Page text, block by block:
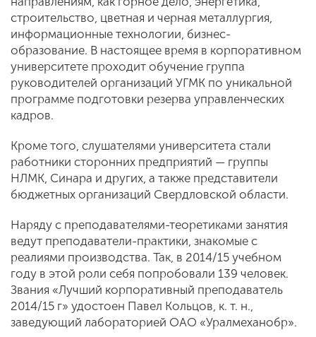
строительство, цветная и черная металлургия,
информационные технологии, бизнес-
образование. В настоящее время в корпоративном
университете проходит обучение группа
руководителей организаций УГМК по уникальной
программе подготовки резерва управленческих
кадров.
Кроме того, слушателями университета стали
работники сторонних предприятий — группы
НЛМК, Синара и других, а также представители
бюджетных организаций Свердловской области.
Наряду с преподавателями-теоретиками занятия
ведут преподаватели-практики, знакомые с
реалиями производства. Так, в 2014/15 учебном
году в этой роли себя попробовали 139 человек.
Звания «Лучший корпоративный преподаватель
2014/15 г» удостоен Павел Кольцов, к. т. н.,
заведующий лабораторией ОАО «Уралмеханобр».